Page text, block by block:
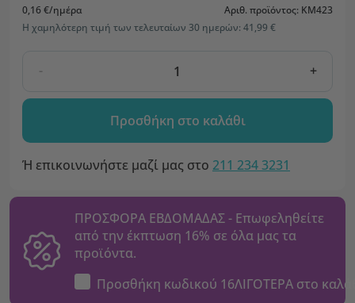
0,16 €/ημέρα
Αριθ. προϊόντος: KM423
Η χαμηλότερη τιμή των τελευταίων 30 ημερών: 41,99 €
- +
Προσθήκη στο καλάθι
Ή επικοινωνήστε μαζί μας στο 211 234 3231
ΠΡΟΣΦΟΡΑ ΕΒΔΟΜΑΔΑΣ - Επωφεληθείτε
από την έκπτωση 16% σε όλα μας τα
προϊόντα.
Προσθήκη κωδικού 16ΛΙΓΟΤΕΡΑ στο